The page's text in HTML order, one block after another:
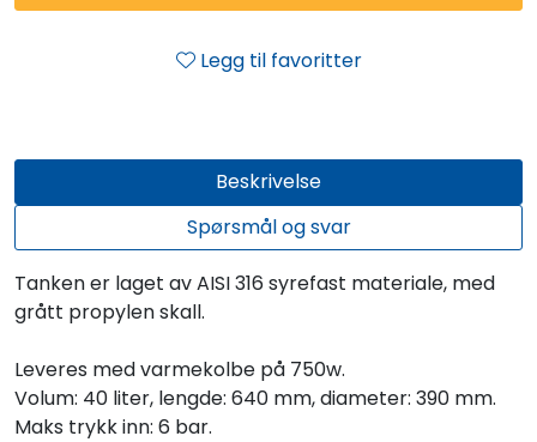
Legg til favoritter
Beskrivelse
Spørsmål og svar
Tanken er laget av AISI 316 syrefast materiale, med
grått propylen skall.
Leveres med varmekolbe på 750w.
Volum: 40 liter, lengde: 640 mm, diameter: 390 mm.
Maks trykk inn: 6 bar.